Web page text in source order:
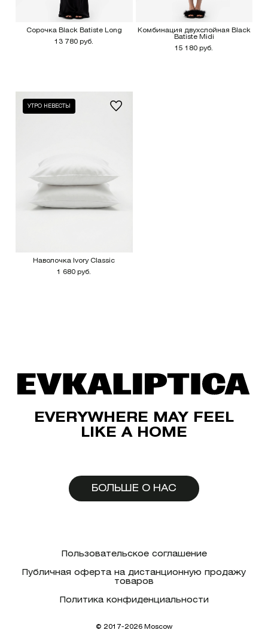
Сорочка Black Batiste Long
13 780 руб.
Комбинация двухслойная Black
Batiste Midi
15 180 руб.
УТРО НЕВЕСТЫ
Наволочка Ivory Classic
1 680 руб.
EVERYWHERE MAY FEEL
LIKE A HOME
БОЛЬШЕ О НАС
Пользовательское соглашение
Публичная оферта на дистанционную продажу
товаров
Политика конфиденциальности
© 2017-2026 Moscow